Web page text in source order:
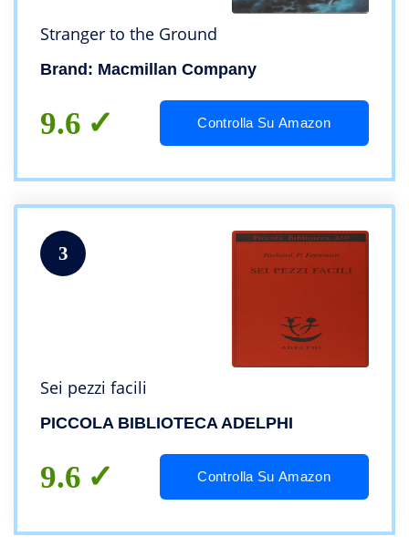
Stranger to the Ground
Brand: Macmillan Company
9.6 Controlla Su Amazon
3
Sei pezzi facili
PICCOLA BIBLIOTECA ADELPHI
9.6 Controlla Su Amazon